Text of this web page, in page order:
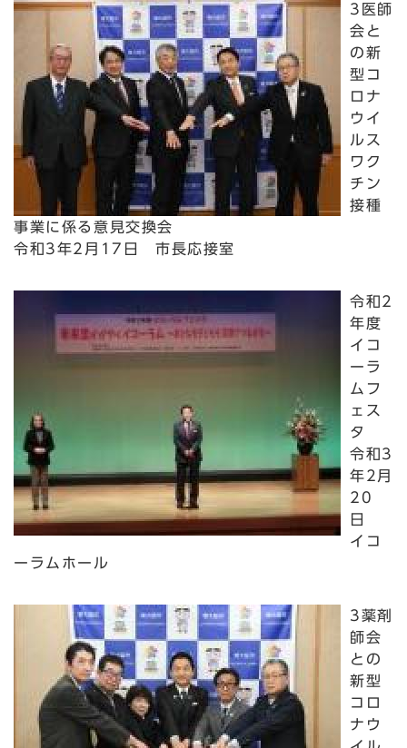
3医師
会と
の新
型コ
ロナ
ウイ
ルス
ワク
チン
接種
事業に係る意見交換会
令和3年2月17日 市長応接室
令和2
年度
イコ
ーラ
ムフ
ェス
タ
令和3
年2月
20
日
イコ
ーラムホール
3薬剤
師会
との
新型
コロ
ナウ